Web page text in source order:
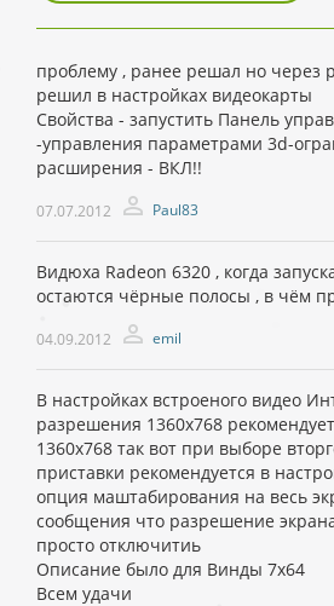
проблему , ранее решал но через
решил в настройках видеокарты
Свойства - запустить Панель
-управления параметрами 3d-
расширения - ВКЛ!!
07.07.2012 Paul83
Видюха Radeon 6320 , когда
остаются чёрные полосы , в чём
04.09.2012 emil
В настройках встроеного видео
разрешения 1360х768
1360х768 так вот при выборе
приставки рекомендуется в
опция маштабирования на весь
сообщения что разрешение
просто отключитиь
Описание было для Винды 7х64
Всем удачи